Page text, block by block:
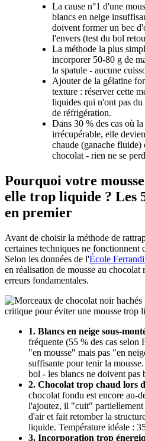
La cause n°1 d'une
blancs en neige
doivent former un bec
l'envers (test du bol
La méthode la plus
incorporer 50-80 g de
la spatule - aucune
Ajouter de la gélatine
texture : réserver cette
liquides qui n'ont pas du
de réfrigération.
Dans 30 % des cas où la
irrécupérable, elle
chaude (ganache fluide)
chocolat - rien ne se
Pourquoi votre
elle trop liquide ? Les
en premier
Avant de choisir la méthode de
certaines techniques ne fonctionnent
Selon les données de l'École
en réalisation de mousse au chocolat
erreurs fondamentales.
1. Blancs en neige sous-
fréquente (55 % des cas selon
"en mousse" mais pas "en
suffisante pour tenir la
bol - les blancs ne doivent pas
2. Chocolat trop chaud lors
chocolat fondu est encore au-
l'ajoutez, il "cuit" partiellement
d'air et fait retomber la
liquide. Température idéale :
3. Incorporation trop